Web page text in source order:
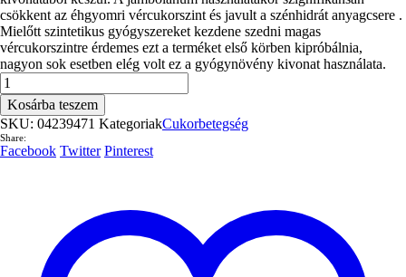
csökkent az éhgyomri vércukorszint és javult a szénhidrát anyagcsere .
Mielőtt szintetikus gyógyszereket kezdene szedni magas
vércukorszintre érdemes ezt a terméket első körben kipróbálnia,
nagyon sok esetben elég volt ez a gyógynövény kivonat használata.
DHU
Syzygium
Jambolanum
80db.
(04239471)
mennyiség
Kosárba teszem
SKU: 04239471 KategoriakCukorbetegség
Share:
Facebook Twitter Pinterest